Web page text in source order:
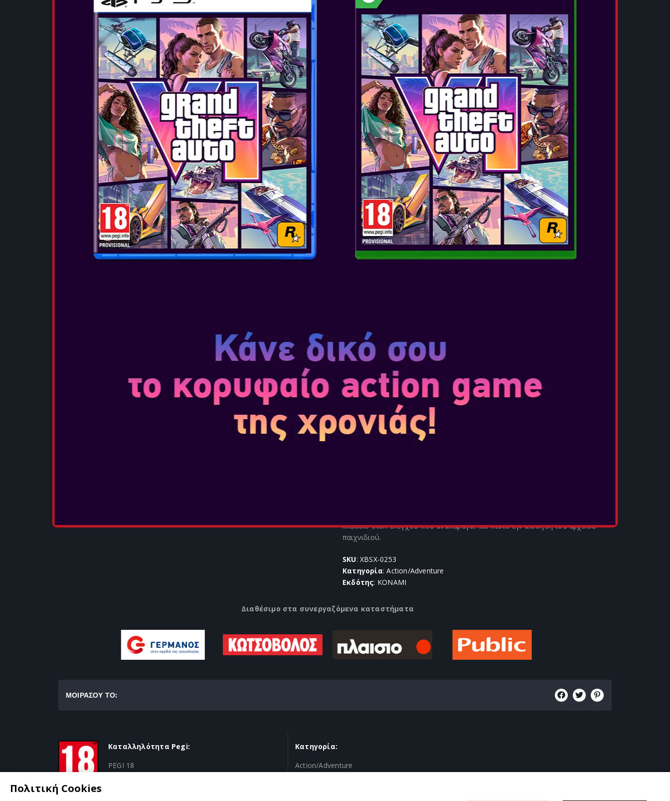
ΤΟ METAL GEAR SOLID Δ: SNAKE
EATER ΣΗΜΑΤΟΔΟΤΕΙ ΤΗΝ ΕΠΙΣΤΡΟΦΗ
ΕΝΟΣ ΕΜΒΛΗΜΑΤΙΚΟΥ ΤΙΤΛΟΥ!
Ανακάλυψε την ιστορία προέλευσης του εμβληματικού στρατιωτικού
πράκτορα Snake και άρχισε να ξετυλίγεις την πλοκή της θρυλικής σειράς
METAL GEAR. Το METAL GEAR SOLID Δ: SNAKE EATER φέρνει πρωτοφανή
νέα γραφικά, καθηλωτικό παιχνίδι stealth δράσης και ήχους στην
εντυπωσιακή του ιστορία, καθώς οι παίκτες επιστρέφουν για άλλη μια φορά
στον κόσμο του METAL GEAR.
ΒΑΣΙΚΑ ΧΑΡΑΚΤΗΡΙΣΤΙΚΑ
ΟΛΑ ΟΣΑ ΛΑΤΡΕΨΕΣ, ΚΑΙ ΑΚΟΜΑ
ΠΕΡΙΣΣΟΤΕΡΑ
Η ιστορία, οι χαρακτήρες, οι φωνητικές ερμηνείες, το gameplay και η μουσική
που έκαναν το πρωτότυπο μοναδικό, επιστρέφουν ανακατασκευασμένα για
τις σύγχρονες κονσόλες. Αυτό το εξελικτικό άλμα δίνει νέα πνοή σε κάθε
κινηματογραφική σκηνή και ανακατασκευάζει κάθε γωνιά του κόσμου.
ΕΚΠΛΗΚΤΙΚΗ ΑΠΟΔΟΣΗ ΓΡΑΦΙΚΩΝ
ορατές, επιτρέποντας πλούσιες και εκφραστικές εκφράσεις προσώπων.
ΡΕΑΛΙΣΤΙΚΕΣ ΑΠΕΙΚΟΝΙΣΕΙΣ
Το σύστημα μάχης έχει αναβαθμιστεί, με τη φθορά των ρούχων του Snake
καθώς και τα μελανιάσματα και τα τραύματα από σφαίρες στο σώμα του, να
αντικατοπτρίζονται σε πραγματικό χρόνο. Οποιοδήποτε τραύμα στο σώμα
του θα αφήσει το σημάδι του μόνιμα, ακολουθώντας την ιστορία του
μοναδικού ταξιδιού κάθε παίκτη μέσα στο παιχνίδι.
κλασικό στυλ ελέγχου που αναπαράγει πιο πιστά την αίσθηση του αρχικού
παιχνιδιού.
SKU: XBSX-0253
Κατηγορία: Action/Adventure
Εκδότης: KONAMI
Διαθέσιμο στα συνεργαζόμενα καταστήματα
ΜΟΙΡΑΣΟΥ ΤΟ:
Καταλληλότητα Pegi:
PEGI 18
Κατηγορία:
Action/Adventure
Πολιτική Cookies